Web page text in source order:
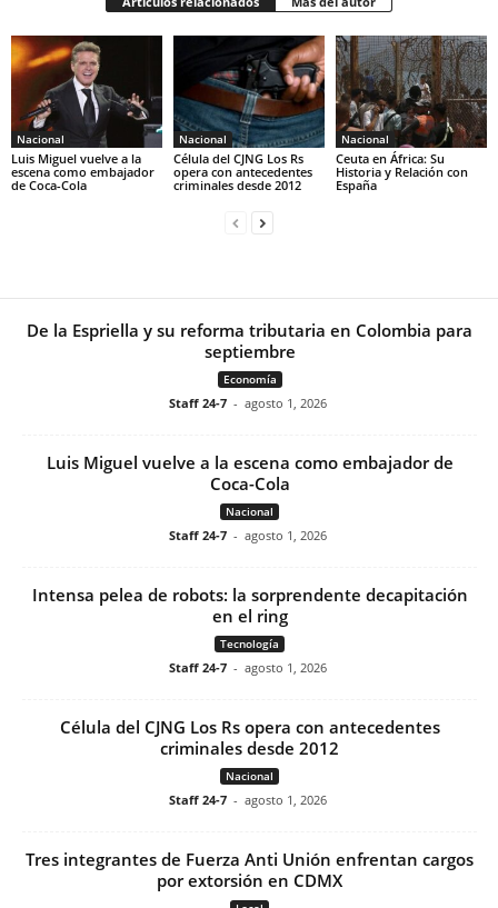
Nacional
Luis Miguel vuelve a la
escena como embajador
de Coca-Cola
Nacional
Célula del CJNG Los Rs
opera con antecedentes
criminales desde 2012
Nacional
Ceuta en África: Su
Historia y Relación con
España
De la Espriella y su reforma tributaria en Colombia para
septiembre
Economía
Staff 24-7 - agosto 1, 2026
Luis Miguel vuelve a la escena como embajador de
Coca-Cola
Nacional
Staff 24-7 - agosto 1, 2026
Intensa pelea de robots: la sorprendente decapitación
en el ring
Tecnología
Staff 24-7 - agosto 1, 2026
Célula del CJNG Los Rs opera con antecedentes
criminales desde 2012
Nacional
Staff 24-7 - agosto 1, 2026
Tres integrantes de Fuerza Anti Unión enfrentan cargos
por extorsión en CDMX